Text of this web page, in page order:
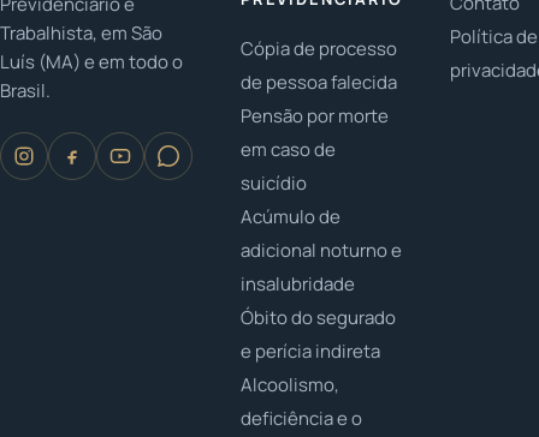
Trabalhista, em São
Luís (MA) e em todo o
Brasil.
Cópia de processo
de pessoa falecida
Pensão por morte
em caso de
suicídio
Acúmulo de
adicional noturno e
insalubridade
Óbito do segurado
e perícia indireta
Alcoolismo,
deficiência e o
Política de